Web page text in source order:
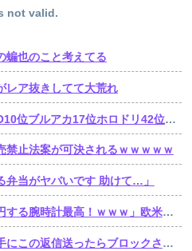
not valid.
蝙也のこと考えてる
レア抜きしてて大荒れ
【アイマスセルラン】3位FGO10位ブルアカ17位ホロドリ42位スタレ103位学マス240位シャニソン449位シャニマス489位デレステ490位ミリシタ
禁止法案が可決されるｗｗｗｗｗ
弁当がヤバいです 助けて…」
【画像】日本の富豪「数千万円する腕時計最高！ｗｗｗ」欧米の大富豪「…」
マチアプで会う約束してた相手にこの返信送ったらブロックされたんやが